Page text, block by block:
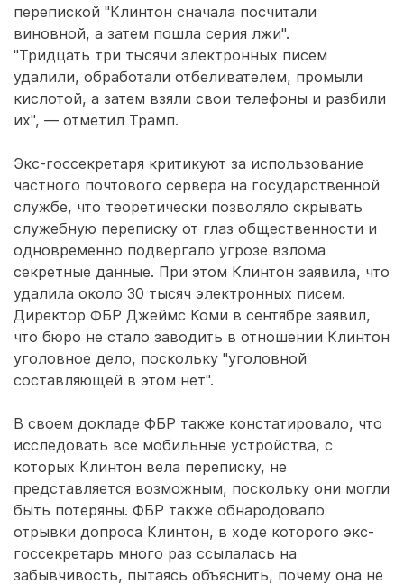
перепиской "Клинтон сначала посчитали
виновной, а затем пошла серия лжи".
"Тридцать три тысячи электронных писем
удалили, обработали отбеливателем, промыли
кислотой, а затем взяли свои телефоны и разбили
их", — отметил Трамп.
Экс-госсекретаря критикуют за использование
частного почтового сервера на государственной
службе, что теоретически позволяло скрывать
служебную переписку от глаз общественности и
одновременно подвергало угрозе взлома
секретные данные. При этом Клинтон заявила, что
удалила около 30 тысяч электронных писем.
Директор ФБР Джеймс Коми в сентябре заявил,
что бюро не стало заводить в отношении Клинтон
уголовное дело, поскольку "уголовной
составляющей в этом нет".
В своем докладе ФБР также констатировало, что
исследовать все мобильные устройства, с
которых Клинтон вела переписку, не
представляется возможным, поскольку они могли
быть потеряны. ФБР также обнародовало
отрывки допроса Клинтон, в ходе которого экс-
госсекретарь много раз ссылалась на
забывчивость, пытаясь объяснить, почему она не